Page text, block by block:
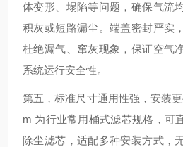
体变形、塌陷等问题，确保气流
积灰或短路漏尘。端盖密封严实
杜绝漏气、窜灰现象，保证空气
系统运行安全性。
第五，标准尺寸通用性强，安装
m 为行业常用桶式滤芯规格，可
除尘滤芯，适配多种安装方式，